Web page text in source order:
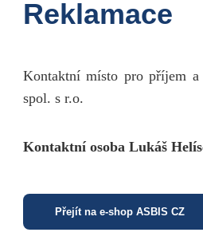
Reklamace
Kontaktní místo pro příjem
spol. s r.o.
Kontaktní osoba Lukáš
Přejít na e-shop ASBIS CZ